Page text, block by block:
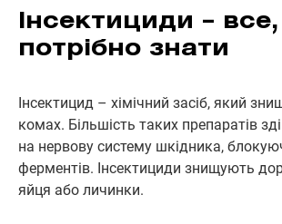
Інсектициди –
потрібно знати
Інсектицид – хімічний засіб, який
комах. Більшість таких препаратів
на нервову систему шкідника,
ферментів. Інсектициди знищують
яйця або личинки.